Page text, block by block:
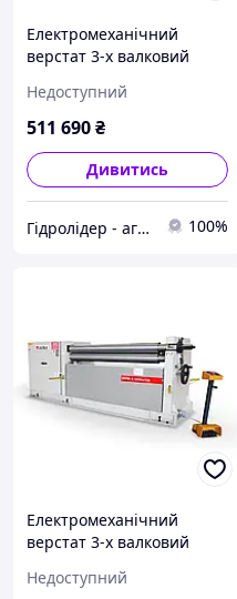
Електромеханічний
верстат 3-х валковий
Недоступний
511 690₴
Дивитись
Гідролідер - агротехніка, промислове та будівельне обладнання 100%
Електромеханічний
верстат 3-х валковий
Недоступний